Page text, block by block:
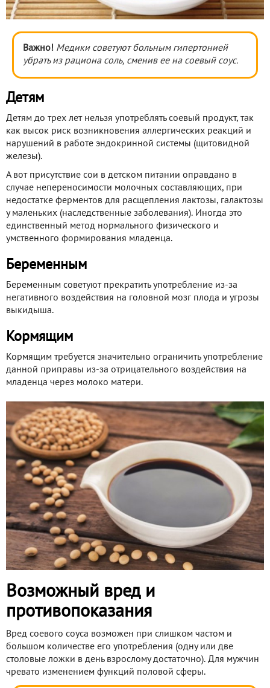
Важно! Медики советуют больным гипертонией
убрать из рациона соль, сменив ее на соевый соус.
Детям
Детям до трех лет нельзя употреблять соевый продукт, так
как высок риск возникновения аллергических реакций и
нарушений в работе эндокринной системы (щитовидной
железы).
А вот присутствие сои в детском питании оправдано в
случае непереносимости молочных составляющих, при
недостатке ферментов для расщепления лактозы, галактозы
у маленьких (наследственные заболевания). Иногда это
единственный метод нормального физического и
умственного формирования младенца.
Беременным
Беременным советуют прекратить употребление из-за
негативного воздействия на головной мозг плода и угрозы
выкидыша.
Кормящим
Кормящим требуется значительно ограничить употребление
данной приправы из-за отрицательного воздействия на
младенца через молоко матери.
Возможный вред и
противопоказания
Вред соевого соуса возможен при слишком частом и
большом количестве его употребления (одну или две
столовые ложки в день взрослому достаточно). Для мужчин
чревато изменением функций половой сферы.